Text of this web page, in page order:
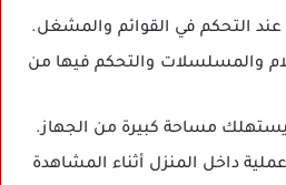
التحكم في القوائم والمشغل.
والمسلسلات والتحكم فيها من
مساحة كبيرة من الجهاز.
داخل المنزل أثناء المشاهدة